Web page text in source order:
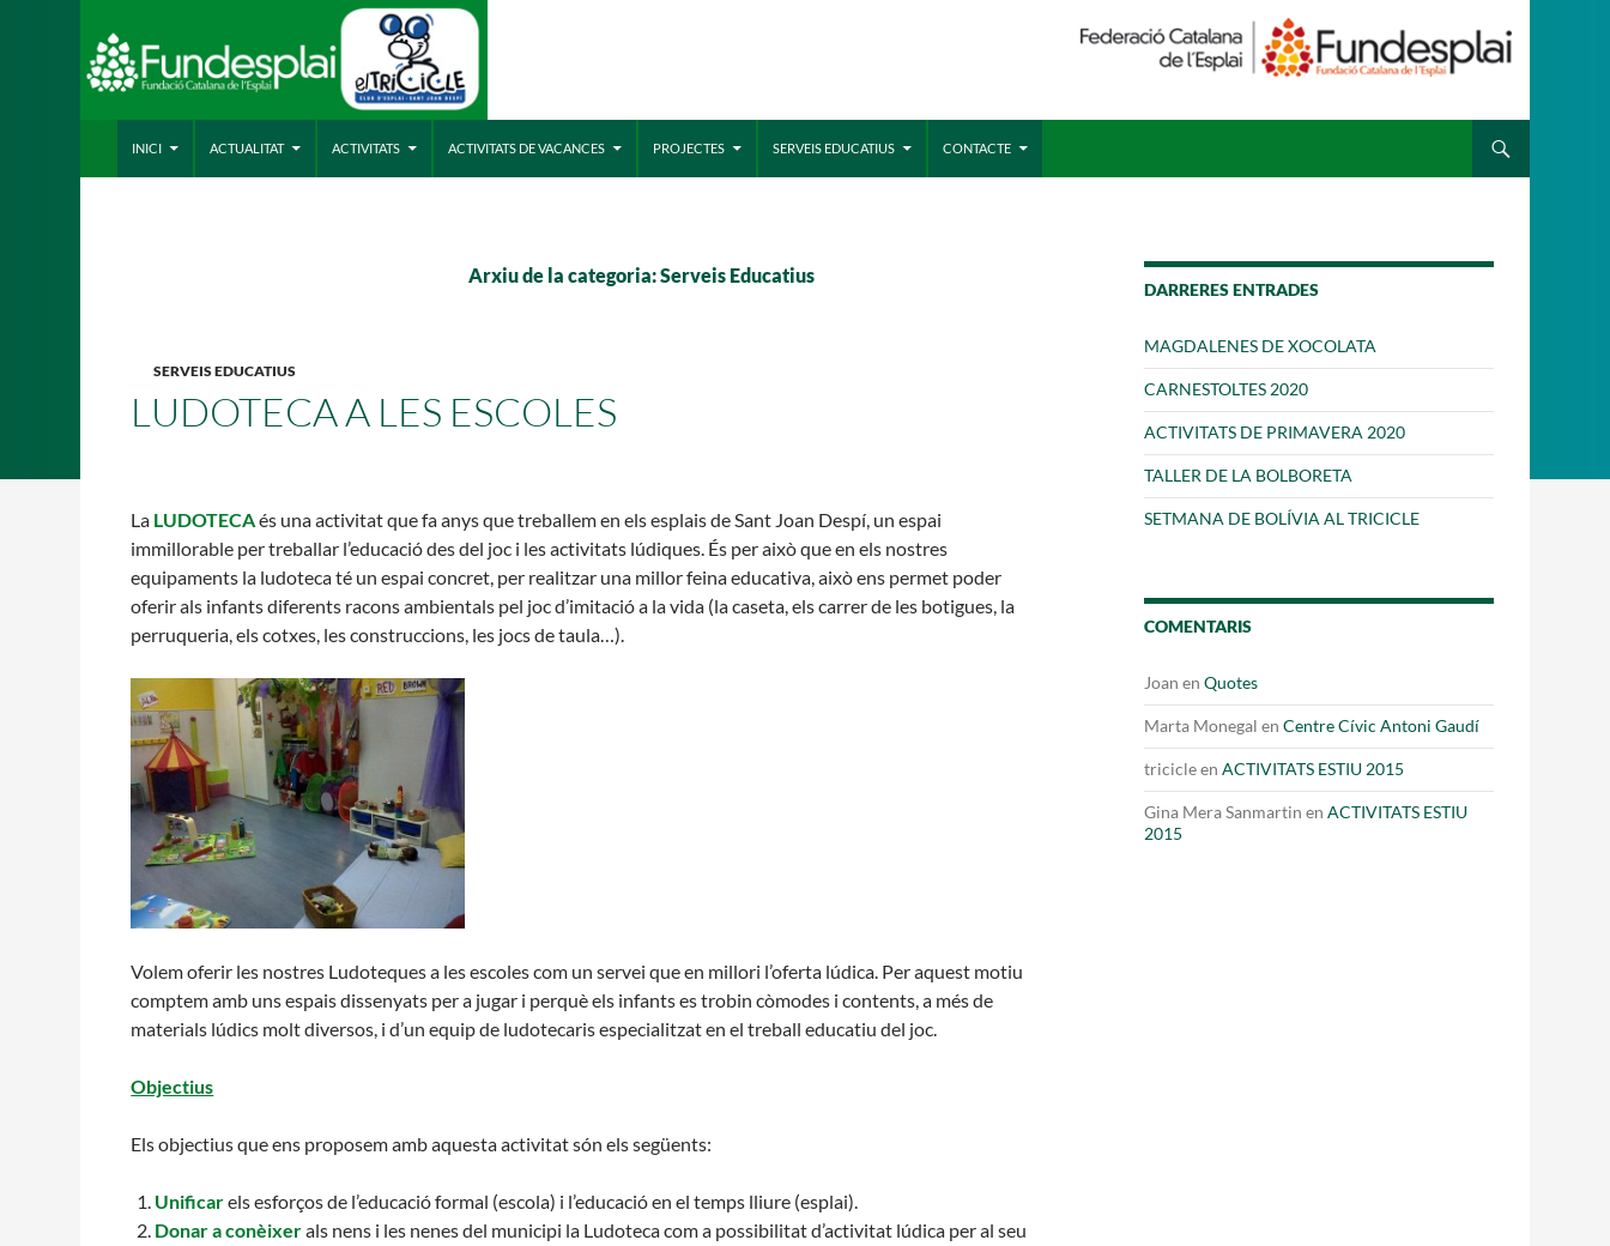
INICI
ACTUALITAT ACTIVITATS ACTIVITATS DE VACANCES PROJECTES SERVEIS EDUCATIUS CONTACTE
Arxiu de la categoria: Serveis Educatius
SERVEIS EDUCATIUS
LUDOTECA A LES ESCOLES
La LUDOTECAés una activitat que fa anys que treballem en els esplais de Sant Joan Despí, un espai
immillorable per treballar l’educació des del joc i les activitats lúdiques. És per això que en els nostres
equipaments la ludoteca té un espai concret, per realitzar una millor feina educativa, això ens permet poder
oferir als infants diferents racons ambientals pel joc d’imitació a la vida (la caseta, els carrer de les botigues, la
perruqueria, els cotxes, les construccions, les jocs de taula…).
Volem oferir les nostres Ludoteques a les escoles com un servei que en millori l’oferta lúdica. Per aquest motiu
comptem amb uns espais dissenyats per a jugar i perquè els infants es trobin còmodes i contents, a més de
materials lúdics molt diversos, i d’un equip de ludotecaris especialitzat en el treball educatiu del joc.
Objectius
Els objectius que ens proposem amb aquesta activitat són els següents:
Unificarels esforços de l’educació formal (escola) i l’educació en el temps lliure (esplai).
Donar a conèixerals nens i les nenes del municipi la Ludoteca com a possibilitat d’activitat lúdica per al seu
DARRERES ENTRADES
MAGDALENES DE XOCOLATA
CARNESTOLTES 2020
ACTIVITATS DE PRIMAVERA 2020
TALLER DE LA BOLBORETA
SETMANA DE BOLÍVIA AL TRICICLE
COMENTARIS
Joan enQuotes
Marta Monegal enCentre Cívic Antoni Gaudí
tricicleenACTIVITATS ESTIU 2015
Gina Mera Sanmartin enACTIVITATS ESTIU
2015
ACTIVITATS D'ESTIU MÓN ESCOLAR ALBERG CENTRE ESPLAI
ACCIÓ SOCIAL I JOVES SUPORT TERCER SECTOR
CONEIX FUNDESPLAI
La Fundació
L'equip
Missió i valors
Els comptes clars
Memòria d'activitats
ACTUALITAT
Notícies
Butlletins
Diari de la Fundació
Fundesplai als mitjans
Fes voluntariat